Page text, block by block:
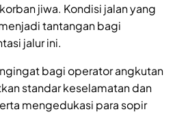
jiwa. Kondisi jalan yang
tantangan bagi
jalur ini.
bagi operator angkutan
standar keselamatan dan
mengedukasi para sopir